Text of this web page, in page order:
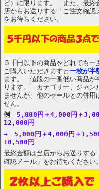
ど）に限ります。 また、最終
店からお送りする「ご注文確認
をお待ちください。
５千円以下の商品をどれでも一
ご購入いただきますと 一枚が半
ます。 値段の一番低い商品が
ります。 カテゴリー、ジャン
ませんが、他のセールとの併用
せん。
例
5,000円＋4,000円＋
12,000円
→ 5,000円＋4,000円＋
10,500円
最終金額は当店からお送りする
確認メール」をお待ちください。